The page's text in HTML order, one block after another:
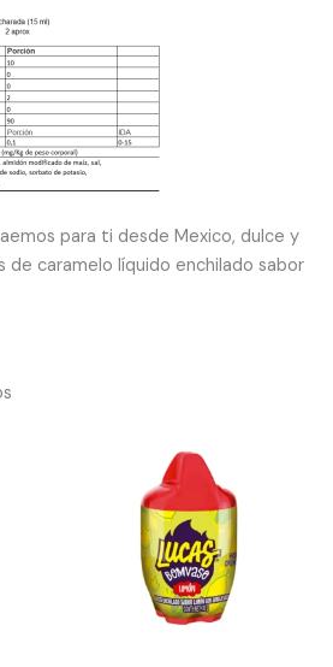
para ti desde Mexico, dulce y
caramelo líquido enchilado sabor